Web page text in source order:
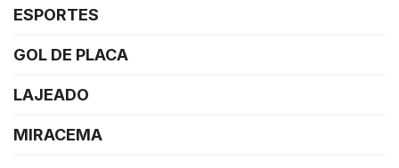
ESPORTES
GOL DE PLACA
LAJEADO
MIRACEMA